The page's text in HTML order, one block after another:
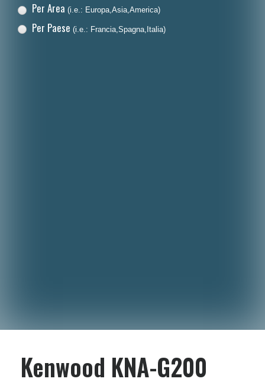
Dansk
Per Area (i.e.: Europa,Asia,America)
Per Paese (i.e.: Francia,Spagna,Italia)
Kenwood KNA-G200